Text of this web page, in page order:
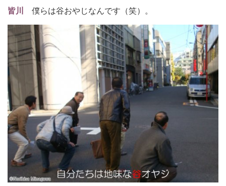
皆川 僕らは谷おやじなんです（笑）。